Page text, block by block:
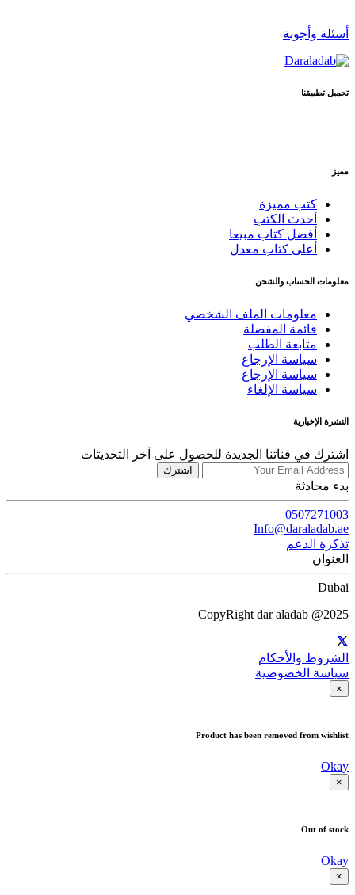
أسئلة وأجوبة
تحميل تطبيقنا
مميز
كتب مميزة
أحدث الكتب
أفضل كتاب مبيعا
أعلى كتاب معدل
معلومات الحساب والشحن
معلومات الملف الشخصي
قائمة المفضلة
متابعة الطلب
سياسة الإرجاع
سياسة الإرجاع
سياسة الإلغاء
النشرة الإخبارية
اشترك في قناتنا الجديدة للحصول على آخر التحديثات
اشترك
بدء محادثة
0507271003
Info@daraladab.ae
تذكرة الدعم
العنوان
Dubai
CopyRight dar aladab @2025
الشروط والأحكام
سياسة الخصوصية
×
Product has been removed from wishlist
Okay
×
Out of stock
Okay
×